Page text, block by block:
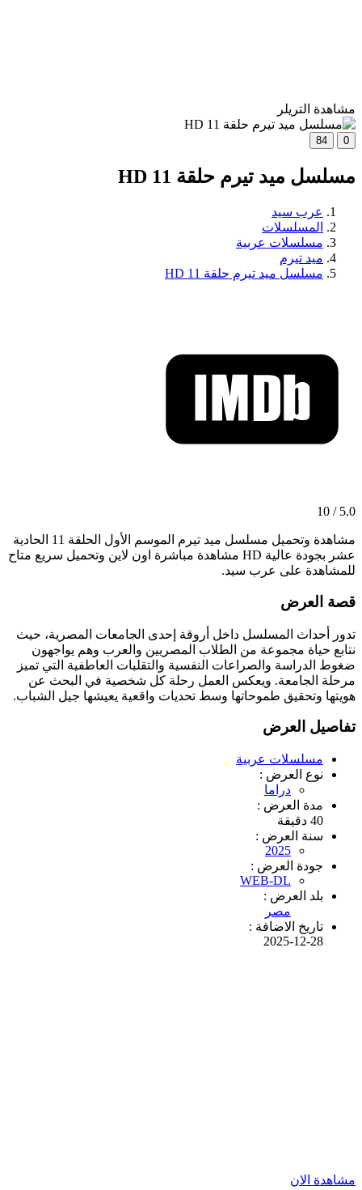
مشاهدة التريلر
0
84
مسلسل ميد تيرم حلقة 11 HD
عرب سيد
المسلسلات
مسلسلات عربية
ميد تيرم
مسلسل ميد تيرم حلقة 11 HD
5.0 / 10
مشاهدة وتحميل مسلسل ميد تيرم الموسم الأول الحلقة 11 الحادية
عشر بجودة عالية HD مشاهدة مباشرة اون لاين وتحميل سريع متاح
للمشاهدة على عرب سيد.
قصة العرض
تدور أحداث المسلسل داخل أروقة إحدى الجامعات المصرية، حيث
نتابع حياة مجموعة من الطلاب المصريين والعرب وهم يواجهون
ضغوط الدراسة والصراعات النفسية والتقلبات العاطفية التي تميز
مرحلة الجامعة. ويعكس العمل رحلة كل شخصية في البحث عن
هويتها وتحقيق طموحاتها وسط تحديات واقعية يعيشها جيل الشباب.
تفاصيل العرض
مسلسلات عربية
نوع العرض :
دراما
مدة العرض :
40 دقيقة
سنة العرض :
2025
جودة العرض :
WEB-DL
بلد العرض :
مصر
تاريخ الاضافة :
2025-12-28
مشاهدة الان